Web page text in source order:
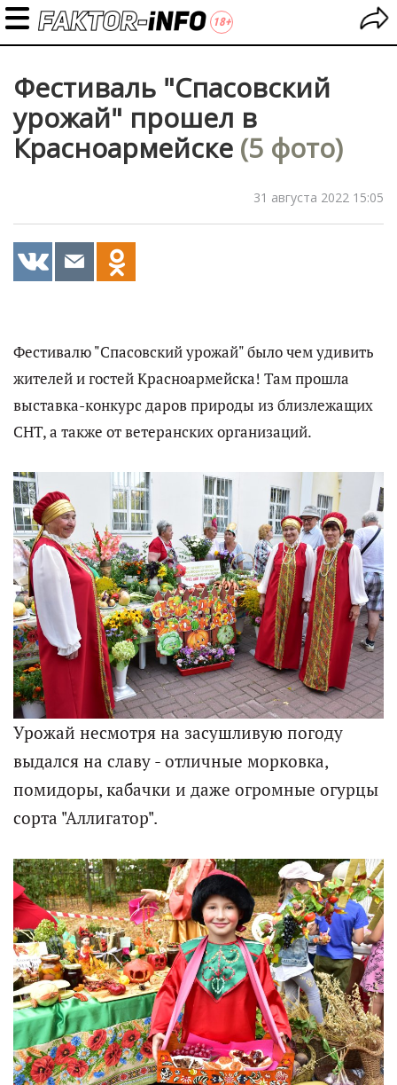
Фестиваль "Спасовский
урожай" прошел в
Красноармейске (5 фото)
31 августа 2022 15:05
Фестивалю "Спасовский урожай" было чем удивить
жителей и гостей Красноармейска! Там прошла
выставка-конкурс даров природы из близлежащих
СНТ, а также от ветеранских организаций.
Урожай несмотря на засушливую погоду
выдался на славу - отличные морковка,
помидоры, кабачки и даже огромные огурцы
сорта "Аллигатор".